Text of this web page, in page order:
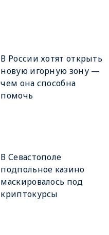
В России хотят открыть
новую игорную зону —
чем она способна
помочь
В Севастополе
подпольное казино
маскировалось под
криптокурсы